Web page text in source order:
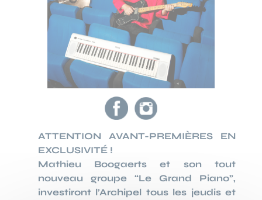
ATTENTION AVANT-PREMIÈRES EN
EXCLUSIVITÉ !
Mathieu Boogaerts et son tout
nouveau groupe “Le Grand Piano”,
investiront l’Archipel tous les jeudis et